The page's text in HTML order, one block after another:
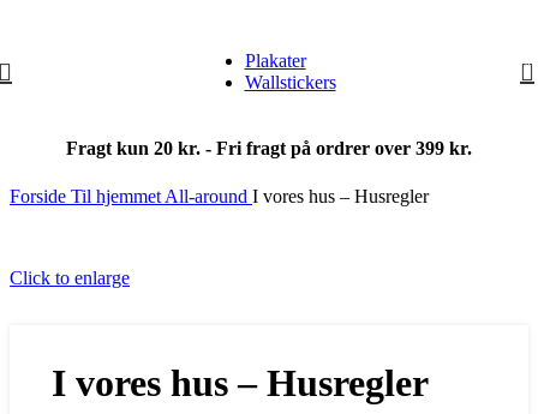
Plakater
Wallstickers
0
Fragt kun 20 kr. - Fri fragt på ordrer over 399 kr.
Forside Til hjemmet All-around I vores hus – Husregler
Click to enlarge
I vores hus – Husregler